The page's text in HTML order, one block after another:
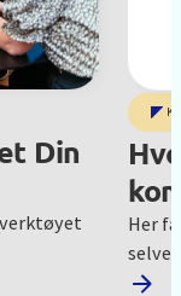
Din
Her